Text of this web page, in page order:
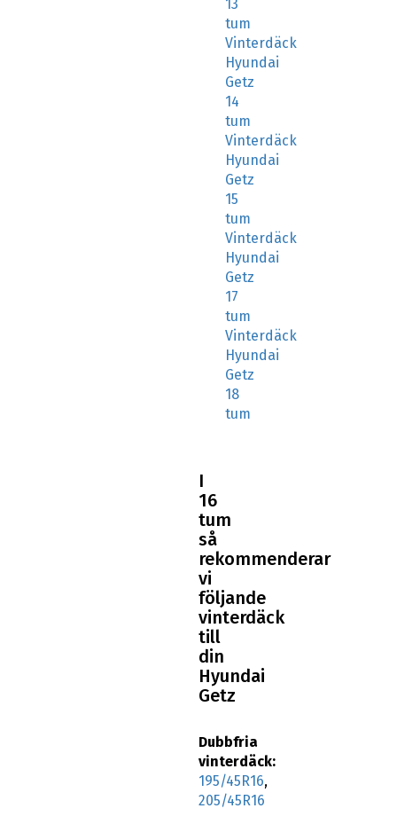
13
tum
Vinterdäck
Hyundai
Getz
14
tum
Vinterdäck
Hyundai
Getz
15
tum
Vinterdäck
Hyundai
Getz
17
tum
Vinterdäck
Hyundai
Getz
18
tum
I
16
tum
så
rekommenderar
vi
följande
vinterdäck
till
din
Hyundai
Getz
Dubbfria
vinterdäck:
195/45R16,
205/45R16